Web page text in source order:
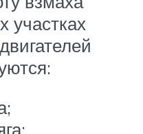
участках